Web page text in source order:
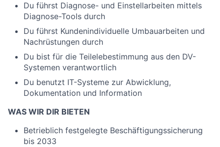
Du führst Diagnose- und Einstellarbeiten mittels
Diagnose-Tools durch
Du führst Kundenindividuelle Umbauarbeiten und
Nachrüstungen durch
Du bist für die Teilelebestimmung aus den DV-
Systemen verantwortlich
Du benutzt IT-Systeme zur Abwicklung,
Dokumentation und Information
WAS WIR DIR BIETEN
Betrieblich festgelegte Beschäftigungssicherung
bis 2033